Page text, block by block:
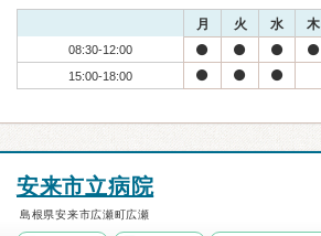
月 火 水 木
08:30-12:00
15:00-18:00
安来市立病院
島根県安来市広瀬町広瀬